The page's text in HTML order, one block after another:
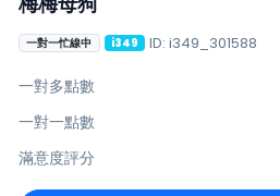
一對一忙線中 i349 ID: i349_301588
一對多點數
一對一點數
滿意度評分